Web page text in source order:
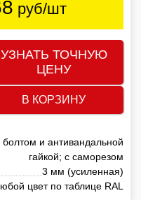
руб/шт
УЗНАТЬ ТОЧНУЮ
ЦЕНУ
В КОРЗИНУ
и антивандальной
гайкой; с саморезом
3 мм (усиленная)
цвет по таблице RAL